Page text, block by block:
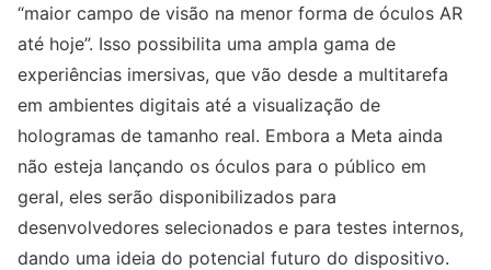
“maior campo de visão na menor forma de óculos AR
até hoje”. Isso possibilita uma ampla gama de
experiências imersivas, que vão desde a multitarefa
em ambientes digitais até a visualização de
hologramas de tamanho real. Embora a Meta ainda
não esteja lançando os óculos para o público em
geral, eles serão disponibilizados para
desenvolvedores selecionados e para testes internos,
dando uma ideia do potencial futuro do dispositivo.